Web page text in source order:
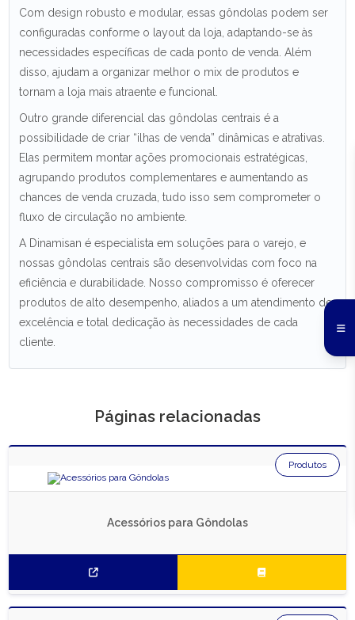
Com design robusto e modular, essas gôndolas podem ser
configuradas conforme o layout da loja, adaptando-se às
necessidades específicas de cada ponto de venda. Além
disso, ajudam a organizar melhor o mix de produtos e
tornam a loja mais atraente e funcional.
Outro grande diferencial das gôndolas centrais é a
possibilidade de criar “ilhas de venda” dinâmicas e atrativas.
Elas permitem montar ações promocionais estratégicas,
agrupando produtos complementares e aumentando as
chances de venda cruzada, tudo isso sem comprometer o
fluxo de circulação no ambiente.
A Dinamisan é especialista em soluções para o varejo, e
nossas gôndolas centrais são desenvolvidas com foco na
eficiência e durabilidade. Nosso compromisso é oferecer
produtos de alto desempenho, aliados a um atendimento de
excelência e total dedicação às necessidades de cada
cliente.
Páginas relacionadas
Acessórios para Gôndolas
Produtos